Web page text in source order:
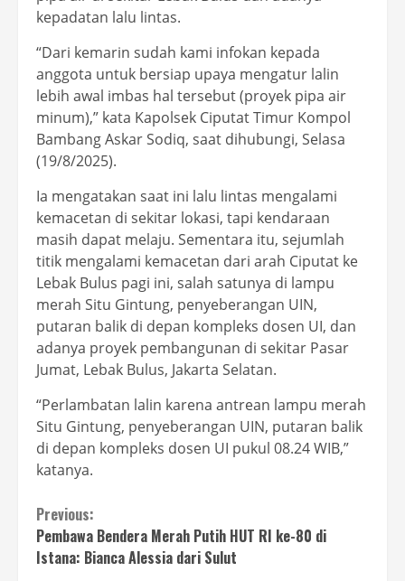
kepadatan lalu lintas.
“Dari kemarin sudah kami infokan kepada
anggota untuk bersiap upaya mengatur lalin
lebih awal imbas hal tersebut (proyek pipa air
minum),” kata Kapolsek Ciputat Timur Kompol
Bambang Askar Sodiq, saat dihubungi, Selasa
(19/8/2025).
Ia mengatakan saat ini lalu lintas mengalami
kemacetan di sekitar lokasi, tapi kendaraan
masih dapat melaju. Sementara itu, sejumlah
titik mengalami kemacetan dari arah Ciputat ke
Lebak Bulus pagi ini, salah satunya di lampu
merah Situ Gintung, penyeberangan UIN,
putaran balik di depan kompleks dosen UI, dan
adanya proyek pembangunan di sekitar Pasar
Jumat, Lebak Bulus, Jakarta Selatan.
“Perlambatan lalin karena antrean lampu merah
Situ Gintung, penyeberangan UIN, putaran balik
di depan kompleks dosen UI pukul 08.24 WIB,”
katanya.
Continue
Reading
Previous:
Pembawa Bendera Merah Putih HUT RI ke-80 di
Istana: Bianca Alessia dari Sulut